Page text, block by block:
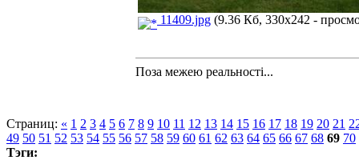
11409.jpg (9.36 Кб, 330x242 -
Поза межею реальностi...
Страниц: « 1 2 3 4 5 6 7 8 9 10 11 12 13 14 15 16 17 18 19 20 21
49 50 51 52 53 54 55 56 57 58 59 60 61 62 63 64 65 66 67 68 69 70
Тэги: